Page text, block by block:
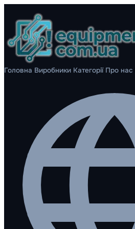
Головна Виробники Категорії Про нас